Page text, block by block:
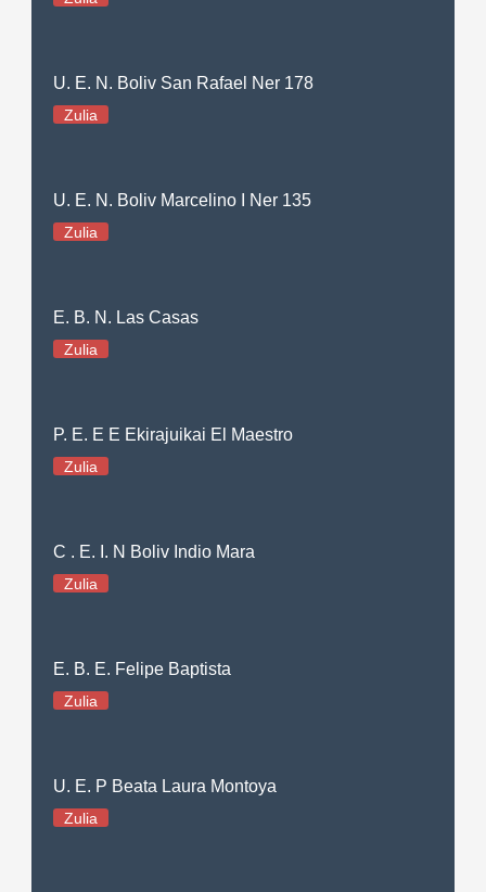
U. E. N. Boliv San Rafael Ner 178
Zulia
U. E. N. Boliv Marcelino I Ner 135
Zulia
E. B. N. Las Casas
Zulia
P. E. E E Ekirajuikai El Maestro
Zulia
C . E. I. N Boliv Indio Mara
Zulia
E. B. E. Felipe Baptista
Zulia
U. E. P Beata Laura Montoya
Zulia